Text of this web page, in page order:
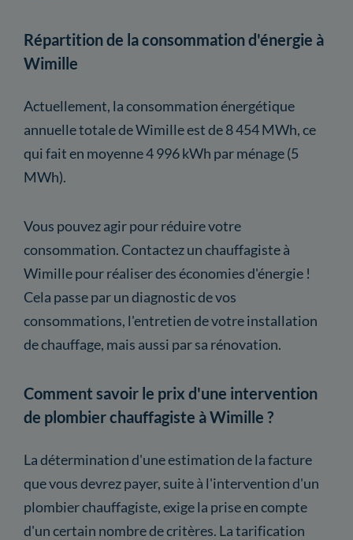
Répartition de la consommation d'énergie à
Wimille
Actuellement, la consommation énergétique
annuelle totale de Wimille est de 8 454 MWh, ce
qui fait en moyenne 4 996 kWh par ménage (5
MWh).
Vous pouvez agir pour réduire votre
consommation. Contactez un chauffagiste à
Wimille pour réaliser des économies d'énergie !
Cela passe par un diagnostic de vos
consommations, l'entretien de votre installation
de chauffage, mais aussi par sa rénovation.
Comment savoir le prix d'une intervention
de plombier chauffagiste à Wimille ?
La détermination d'une estimation de la facture
que vous devrez payer, suite à l'intervention d'un
plombier chauffagiste, exige la prise en compte
d'un certain nombre de critères. La tarification